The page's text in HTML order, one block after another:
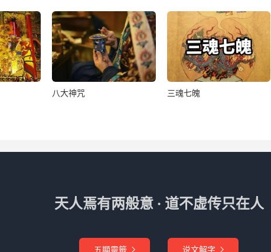
八大神咒 三魂七魄
天人焉有两般意 · 道不虚传只在人
五顯靈籤  说文解字 